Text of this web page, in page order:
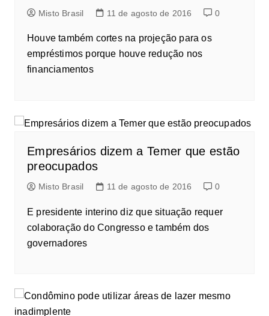
Misto Brasil 11 de agosto de 2016 0
Houve também cortes na projeção para os
empréstimos porque houve redução nos
financiamentos
Empresários dizem a Temer que estão
preocupados
Misto Brasil 11 de agosto de 2016 0
E presidente interino diz que situação requer
colaboração do Congresso e também dos
governadores